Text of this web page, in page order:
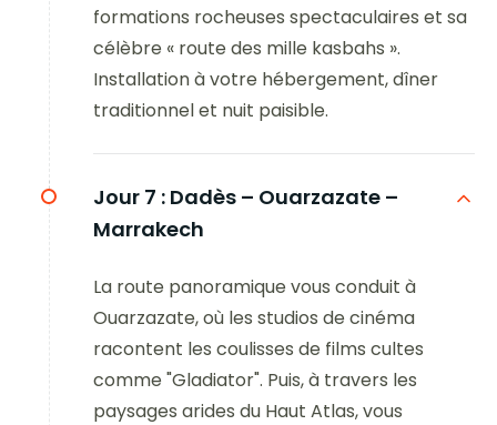
formations rocheuses spectaculaires et sa
célèbre « route des mille kasbahs ».
Installation à votre hébergement, dîner
traditionnel et nuit paisible.
Jour 7 : Dadès – Ouarzazate –
Marrakech
La route panoramique vous conduit à
Ouarzazate, où les studios de cinéma
racontent les coulisses de films cultes
comme "Gladiator". Puis, à travers les
paysages arides du Haut Atlas, vous